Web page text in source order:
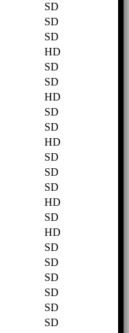
SD
SD
SD
HD
SD
SD
HD
SD
SD
HD
SD
SD
SD
HD
SD
HD
SD
SD
SD
SD
SD
SD